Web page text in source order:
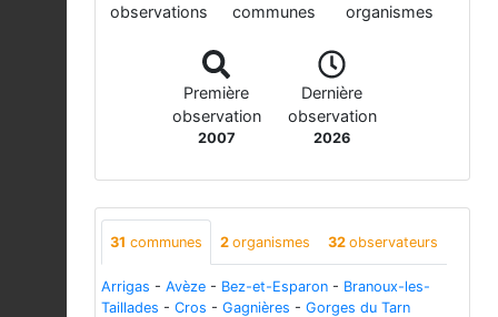
observations communes organismes
Première
observation
2007
Dernière
observation
2026
31 communes 2 organismes 32 observateurs
Arrigas - Avèze - Bez-et-Esparon - Branoux-les-
Taillades - Cros - Gagnières - Gorges du Tarn